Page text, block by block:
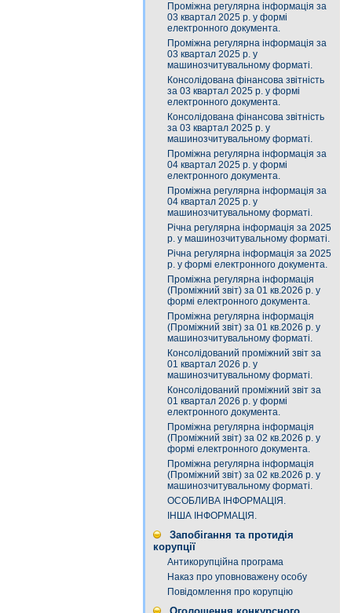
Проміжна регулярна інформація за
03 квартал 2025 р. у формі
електронного документа.
Проміжна регулярна інформація за
03 квартал 2025 р. у
машинозчитувальному форматі.
Консолідована фінансова звітність
за 03 квартал 2025 р. у формі
електронного документа.
Консолідована фінансова звітність
за 03 квартал 2025 р. у
машинозчитувальному форматі.
Проміжна регулярна інформація за
04 квартал 2025 р. у формі
електронного документа.
Проміжна регулярна інформація за
04 квартал 2025 р. у
машинозчитувальному форматі.
Річна регулярна інформація за 2025
р. у машинозчитувальному форматі.
Річна регулярна інформація за 2025
р. у формі електронного документа.
Проміжна регулярна інформація
(Проміжний звіт) за 01 кв.2026 р. у
формі електронного документа.
Проміжна регулярна інформація
(Проміжний звіт) за 01 кв.2026 р. у
машинозчитувальному форматі.
Консолідований проміжний звіт за
01 квартал 2026 р. у
машинозчитувальному форматі.
Консолідований проміжний звіт за
01 квартал 2026 р. у формі
електронного документа.
Проміжна регулярна інформація
(Проміжний звіт) за 02 кв.2026 р. у
формі електронного документа.
Проміжна регулярна інформація
(Проміжний звіт) за 02 кв.2026 р. у
машинозчитувальному форматі.
ОСОБЛИВА ІНФОРМАЦІЯ.
ІНША ІНФОРМАЦІЯ.
Запобігання та протидія
корупції
Антикорупційна програма
Наказ про уповноважену особу
Повідомлення про корупцію